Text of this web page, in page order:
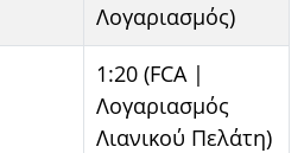
Λογαριασμός)
1:20 (FCA |
Λογαριασμός
Λιανικού Πελάτη)